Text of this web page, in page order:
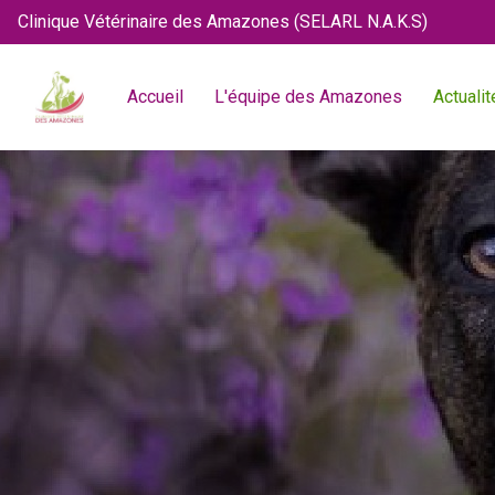
Clinique Vétérinaire des Amazones (SELARL N.A.K.S)
Accueil L'équipe des Amazones